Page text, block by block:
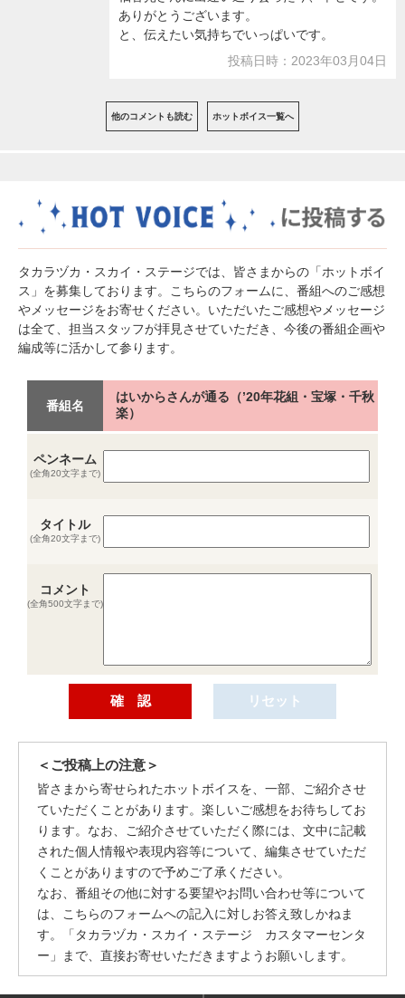
ありがとうございます。
と、伝えたい気持ちでいっぱいです。
投稿日時：2023年03月04日
他のコメントも読む ホットボイス一覧へ
タカラヅカ・スカイ・ステージでは、皆さまからの「ホットボイ
ス」を募集しております。こちらのフォームに、番組へのご感想
やメッセージをお寄せください。いただいたご感想やメッセージ
は全て、担当スタッフが拝見させていただき、今後の番組企画や
編成等に活かして参ります。
番組名
はいからさんが通る（’20年花組・宝塚・千秋
楽）
ペンネーム
(全角20文字まで)
タイトル
(全角20文字まで)
コメント
(全角500文字まで)
＜ご投稿上の注意＞
皆さまから寄せられたホットボイスを、一部、ご紹介させ
ていただくことがあります。楽しいご感想をお待ちしてお
ります。なお、ご紹介させていただく際には、文中に記載
された個人情報や表現内容等について、編集させていただ
くことがありますので予めご了承ください。
なお、番組その他に対する要望やお問い合わせ等について
は、こちらのフォームへの記入に対しお答え致しかねま
す。「タカラヅカ・スカイ・ステージ カスタマーセンタ
ー」まで、直接お寄せいただきますようお願いします。